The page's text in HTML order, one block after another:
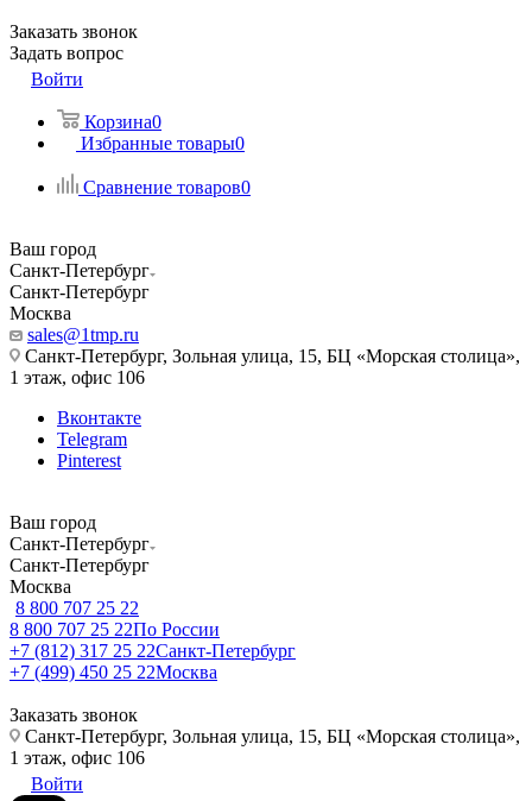
Заказать звонок
Задать вопрос
Войти
Корзина0
Избранные товары0
Сравнение товаров0
Ваш город
Санкт-Петербург
Санкт-Петербург
Москва
sales@1tmp.ru
Санкт-Петербург, Зольная улица, 15, БЦ «Морская столица»,
1 этаж, офис 106
Вконтакте
Telegram
Pinterest
Ваш город
Санкт-Петербург
Санкт-Петербург
Москва
8 800 707 25 22
8 800 707 25 22По России
+7 (812) 317 25 22Санкт-Петербург
+7 (499) 450 25 22Москва
Заказать звонок
Санкт-Петербург, Зольная улица, 15, БЦ «Морская столица»,
1 этаж, офис 106
Войти